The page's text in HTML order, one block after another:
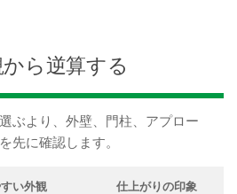
ら逆算する
ぶより、外壁、門柱、アプロー
先に確認します。
い外観 仕上がりの印象